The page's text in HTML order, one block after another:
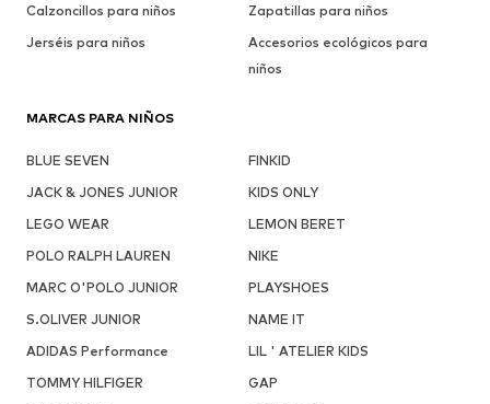
Calzoncillos para niños
Zapatillas para niños
Jerséis para niños
Accesorios ecológicos para
niños
MARCAS PARA NIÑOS
BLUE SEVEN
FINKID
JACK & JONES JUNIOR
KIDS ONLY
LEGO WEAR
LEMON BERET
POLO RALPH LAUREN
NIKE
MARC O'POLO JUNIOR
PLAYSHOES
S.OLIVER JUNIOR
NAME IT
ADIDAS Performance
LIL ' ATELIER KIDS
TOMMY HILFIGER
GAP